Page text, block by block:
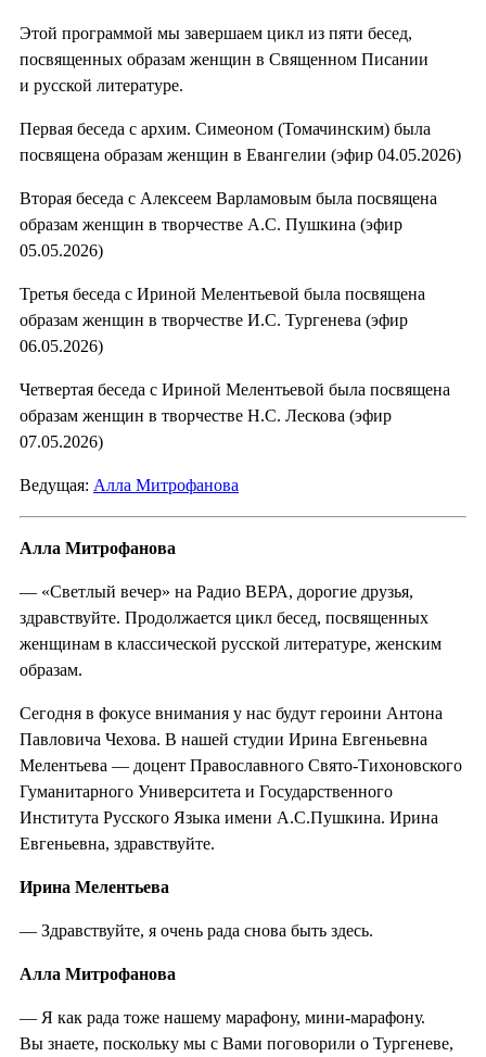
Этой программой мы завершаем цикл из пяти бесед,
посвященных образам женщин в Священном Писании
и русской литературе.
Первая беседа с архим. Симеоном (Томачинским) была
посвящена образам женщин в Евангелии (эфир 04.05.2026)
Вторая беседа с Алексеем Варламовым была посвящена
образам женщин в творчестве А.С. Пушкина (эфир
05.05.2026)
Третья беседа с Ириной Мелентьевой была посвящена
образам женщин в творчестве И.С. Тургенева (эфир
06.05.2026)
Четвертая беседа с Ириной Мелентьевой была посвящена
образам женщин в творчестве Н.С. Лескова (эфир
07.05.2026)
Ведущая: Алла Митрофанова
Алла Митрофанова
— «Светлый вечер» на Радио ВЕРА, дорогие друзья,
здравствуйте. Продолжается цикл бесед, посвященных
женщинам в классической русской литературе, женским
образам.
Сегодня в фокусе внимания у нас будут героини Антона
Павловича Чехова. В нашей студии Ирина Евгеньевна
Мелентьева — доцент Православного Свято-Тихоновского
Гуманитарного Университета и Государственного
Института Русского Языка имени А.С.Пушкина. Ирина
Евгеньевна, здравствуйте.
Ирина Мелентьева
— Здравствуйте, я очень рада снова быть здесь.
Алла Митрофанова
— Я как рада тоже нашему марафону, мини-марафону.
Вы знаете, поскольку мы с Вами поговорили о Тургеневе,